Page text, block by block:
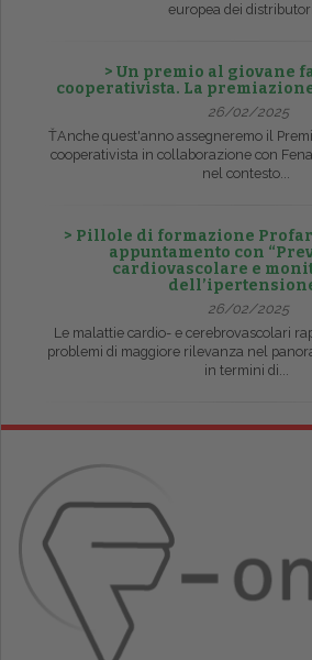
europea dei
> Un premio al giovane
cooperativista. La
26/02/2025
ŤAnche quest'anno assegneremo il
cooperativista in collaborazione con
nel contesto...
> Pillole di formazione
appuntamento con
cardiovascolare e
26/02/2025
Le malattie cardio- e cerebrovascolari
problemi di maggiore rilevanza nel
in termini di...